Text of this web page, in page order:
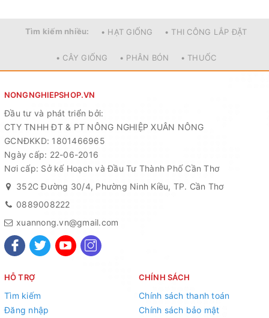
Tìm kiếm nhiều: • HẠT GIỐNG • THI CÔNG LẮP ĐẶT
• CÂY GIỐNG • PHÂN BÓN • THUỐC
NONGNGHIEPSHOP.VN
Đầu tư và phát triển bởi:
CTY TNHH ĐT & PT NÔNG NGHIỆP XUÂN NÔNG
GCNĐKKD: 1801466965
Ngày cấp: 22-06-2016
Nơi cấp: Sở kế Hoạch và Đầu Tư Thành Phố Cần Thơ
352C Đường 30/4, Phường Ninh Kiều, TP. Cần Thơ
0889008222
xuannong.vn@gmail.com
HỖ TRỢ
Tìm kiếm
Đăng nhập
CHÍNH SÁCH
Chính sách thanh toán
Chính sách bảo mật